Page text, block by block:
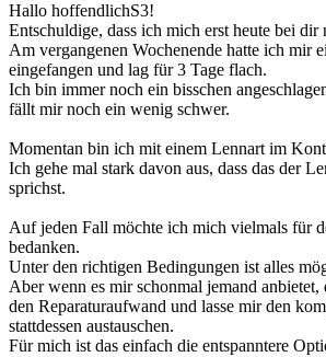
Hallo hoffendlichS3!
Entschuldige, dass ich mich erst heute bei dir
Am vergangenen Wochenende hatte ich mir
eingefangen und lag für 3 Tage flach.
Ich bin immer noch ein bisschen
fällt mir noch ein wenig schwer.
Momentan bin ich mit einem Lennart im
Ich gehe mal stark davon aus, dass das der
sprichst.
Auf jeden Fall möchte ich mich vielmals für
bedanken.
Unter den richtigen Bedingungen ist alles
Aber wenn es mir schonmal jemand anbietet,
den Reparaturaufwand und lasse mir den
stattdessen austauschen.
Für mich ist das einfach die entspanntere